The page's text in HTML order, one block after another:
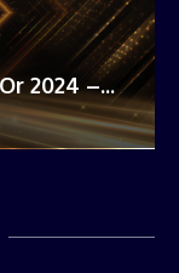
2024 –...